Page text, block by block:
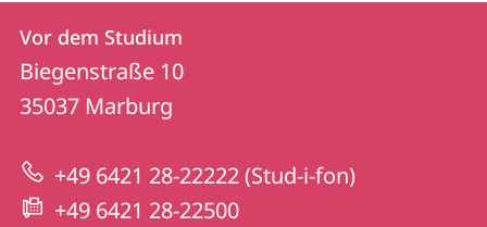
Kontakt
und
Informationen
zur
Website
Kontaktinformationen
Vor
dem
Vor dem Studium
Biegenstraße 10
35037 Marburg
+49 6421 28-22222 (Stud-i-fon)
+49 6421 28-22500